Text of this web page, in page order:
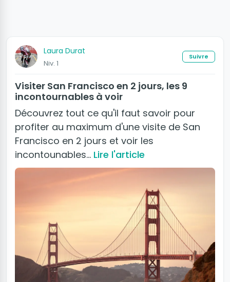
Laura Durat
Niv. 1
Suivre
Visiter San Francisco en 2 jours, les 9
incontournables à voir
Découvrez tout ce qu'il faut savoir pour
profiter au maximum d'une visite de San
Francisco en 2 jours et voir les
incontounables… Lire l'article